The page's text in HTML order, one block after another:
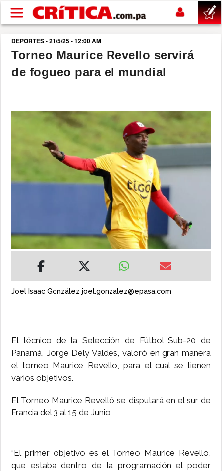
Pasar al contenido principal
buscar
SUCESOS
DEPORTES
INSÓLITAS
MULTIMEDIA
DEPORTES - 21/5/25 - 12:00 AM
Torneo Maurice Revello servirá
de fogueo para el mundial
Joel Isaac González joel.gonzalez@epasa.com
El técnico de la Selección de Fútbol Sub-20 de
Panamá, Jorge Dely Valdés, valoró en gran manera
el torneo Maurice Revello, para el cual se tienen
varios objetivos.
El Torneo Maurice Revelló se disputará en el sur de
Francia del 3 al 15 de Junio.
“El primer objetivo es el Torneo Maurice Revello,
que estaba dentro de la programación el poder